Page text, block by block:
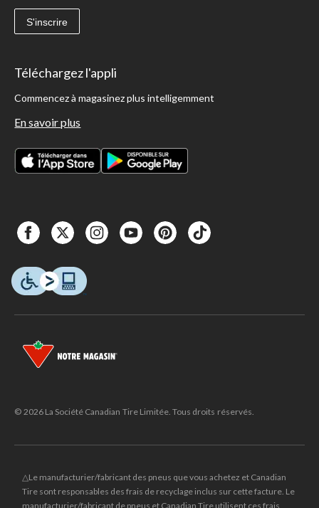
S'inscrire
Téléchargez l'appli
Commencez à magasinez plus intelligemment
En savoir plus
© 2026 La Société Canadian Tire Limitée. Tous droits réservés.
△Le manufacturier/fabricant des pneus que vous achetez et Canadian
Tire sont responsables des frais de recyclage inclus sur cette facture. Le
manufacturier/fabricant de pneus et Canadian Tire utilisent ces frais